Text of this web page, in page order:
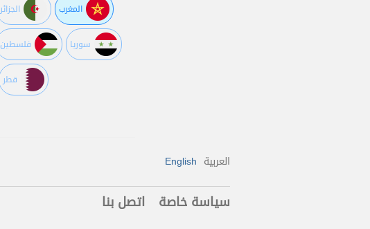
المغرب الجزائر
سوريا فلسطين
قطر
العربية English
سياسة خاصة اتصل بنا